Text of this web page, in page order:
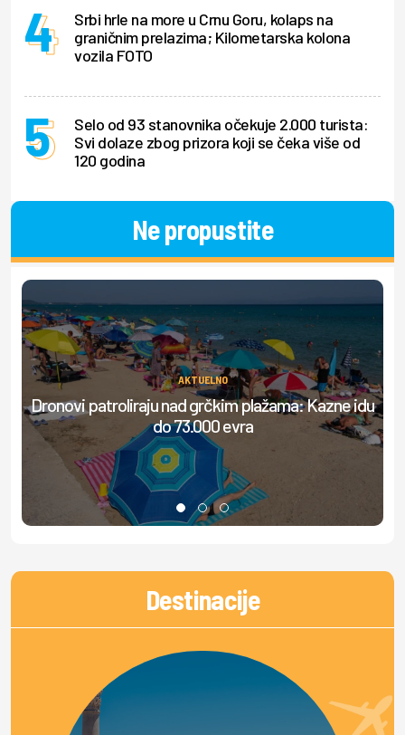
Srbi hrle na more u Crnu Goru, kolaps na
graničnim prelazima; Kilometarska kolona
vozila FOTO
Selo od 93 stanovnika očekuje 2.000 turista:
Svi dolaze zbog prizora koji se čeka više od
120 godina
Ne propustite
AKTUELNO
Dronovi patroliraju nad grčkim plažama: Kazne idu
do 73.000 evra
Destinacije